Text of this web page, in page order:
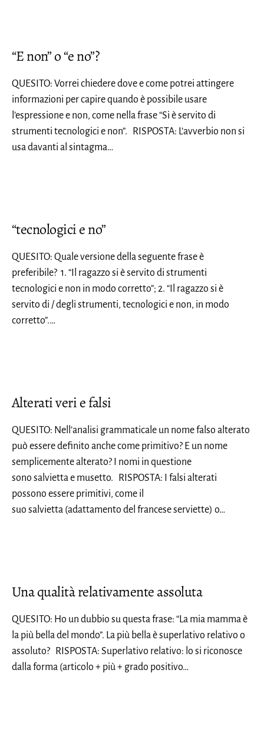
“E non” o “e no”?
QUESITO: Vorrei chiedere dove e come potrei attingere
informazioni per capire quando è possibile usare
l’espressione e non, come nella frase “Si è servito di
strumenti tecnologici e non”. RISPOSTA: L’avverbio non si
usa davanti al sintagma…
“tecnologici e no”
QUESITO: Quale versione della seguente frase è
preferibile? 1. “Il ragazzo si è servito di strumenti
tecnologici e non in modo corretto”; 2. “Il ragazzo si è
servito di / degli strumenti, tecnologici e non, in modo
corretto”.…
Alterati veri e falsi
QUESITO: Nell’analisi grammaticale un nome falso alterato
può essere definito anche come primitivo? E un nome
semplicemente alterato? I nomi in questione
sono salvietta e musetto. RISPOSTA: I falsi alterati
possono essere primitivi, come il
suo salvietta (adattamento del francese serviette) o…
Una qualità relativamente assoluta
QUESITO: Ho un dubbio su questa frase: “La mia mamma è
la più bella del mondo”. La più bella è superlativo relativo o
assoluto? RISPOSTA: Superlativo relativo: lo si riconosce
dalla forma (articolo + più + grado positivo…